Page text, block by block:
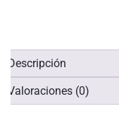
Descripción
Valoraciones (0)